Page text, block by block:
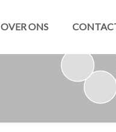
OVER ONS